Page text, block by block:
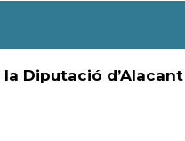
Diputació d’Alacant